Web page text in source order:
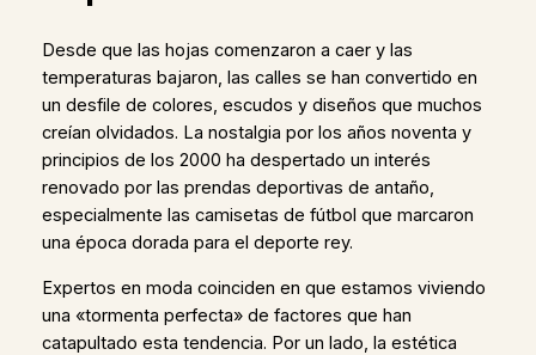
Desde que las hojas comenzaron a caer y las
temperaturas bajaron, las calles se han convertido en
un desfile de colores, escudos y diseños que muchos
creían olvidados. La nostalgia por los años noventa y
principios de los 2000 ha despertado un interés
renovado por las prendas deportivas de antaño,
especialmente las camisetas de fútbol que marcaron
una época dorada para el deporte rey.
Expertos en moda coinciden en que estamos viviendo
una «tormenta perfecta» de factores que han
catapultado esta tendencia. Por un lado, la estética